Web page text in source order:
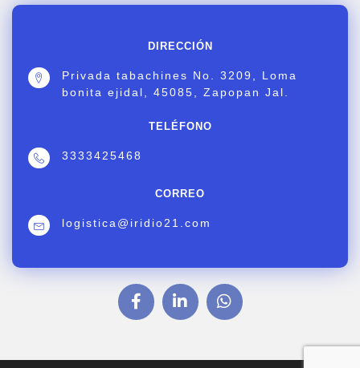
DIRECCIÓN
Privada tabachines No. 3209, Loma
bonita ejidal, 45085, Zapopan Jal.
TELÉFONO
3333425468
CORREO
logistica@iridio21.com